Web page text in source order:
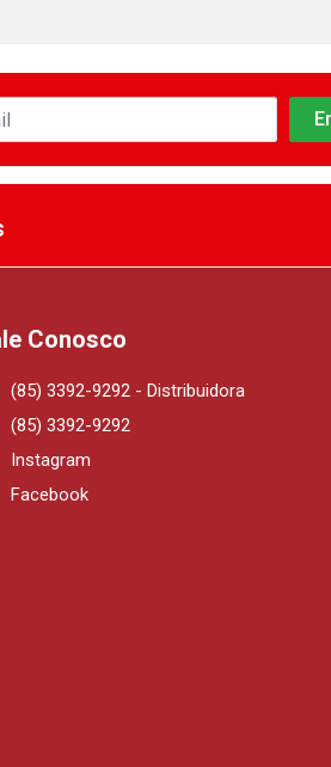
Conosco
(85) 3392-9292 - Distribuidora
(85) 3392-9292
Instagram
Facebook